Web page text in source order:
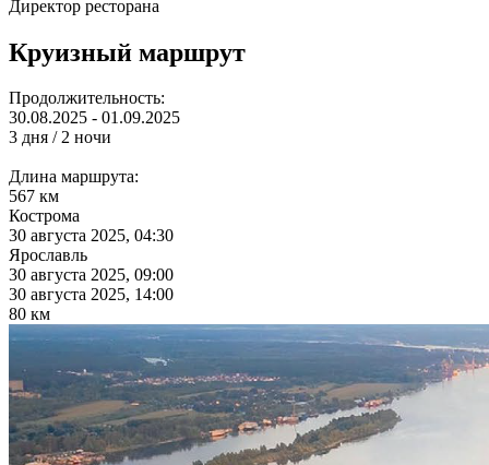
Директор ресторана
Круизный маршрут
Продолжительность:
30.08.2025 - 01.09.2025
3 дня / 2 ночи
Длина маршрута:
567 км
Кострома
30 августа 2025, 04:30
Ярославль
30 августа 2025, 09:00
30 августа 2025, 14:00
80 км